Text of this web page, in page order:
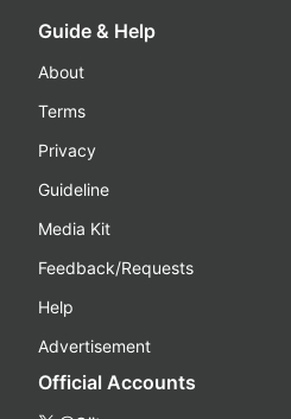
Guide & Help
About
Terms
Privacy
Guideline
Media Kit
Feedback/Requests
Help
Advertisement
Official Accounts